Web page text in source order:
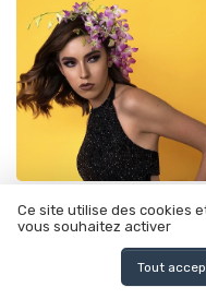
À quelle fréquence
Ce site utilise des cookies
vous souhaitez activer
Tout